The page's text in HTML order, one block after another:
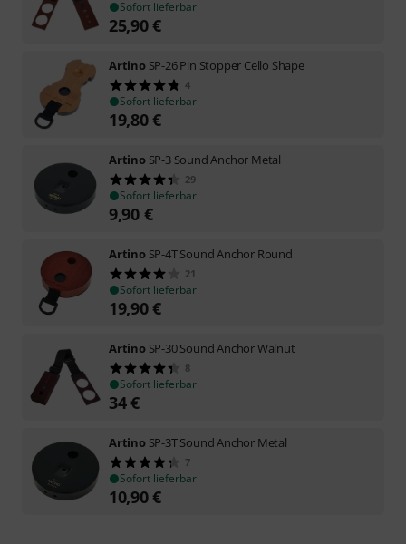
Sofort lieferbar
25,90€
Artino SP-26 Pin Stopper Cello Shape
4
Sofort lieferbar
19,80€
Artino SP-3 Sound Anchor Metal
29
Sofort lieferbar
9,90 €
Artino SP-4T Sound Anchor Round
21
Sofort lieferbar
19,90€
Artino SP-30 Sound Anchor Walnut
8
Sofort lieferbar
34€
Artino SP-3T Sound Anchor Metal
7
Sofort lieferbar
10,90€